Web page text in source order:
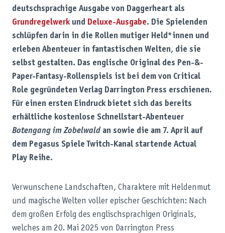
deutschsprachige Ausgabe von Daggerheart als
Grundregelwerkund Deluxe-Ausgabe. Die Spielenden
schlüpfen darin in die Rollen mutiger Held*innen und
erleben Abenteuer in fantastischen Welten, die sie
selbst gestalten. Das englische Original des Pen-&-
Paper-Fantasy-Rollenspiels ist bei dem von Critical
Role gegründeten Verlag Darrington Press erschienen.
Für einen ersten Eindruck bietet sich das bereits
erhältliche kostenlose Schnellstart-Abenteuer
Botengang im Zobelwald an sowie die am 7. April auf
dem Pegasus Spiele Twitch-Kanal startende Actual
Play Reihe.
Verwunschene Landschaften, Charaktere mit Heldenmut
und magische Welten voller epischer Geschichten: Nach
dem großen Erfolg des englischsprachigen Originals,
welches am 20. Mai 2025 von Darrington Press